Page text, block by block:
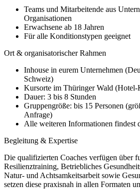
Teams und Mitarbeitende aus
Organisationen
Erwachsene ab 18 Jahren
Für alle Konditionstypen geeignet
Ort & organisatorischer Rahmen
Inhouse in eurem Unternehmen
Schweiz)
Kursorte im Thüringer Wald (Hotel-
Dauer: 3 bis 8 Stunden
Gruppengröße: bis 15 Personen
Anfrage)
Alle weiteren Informationen findest
Begleitung & Expertise
Die qualifizierten Coaches verfügen über
Resilienztraining, Betriebliches
Natur- und Achtsamkeitsarbeit sowie
setzen diese praxisnah in allen Formaten